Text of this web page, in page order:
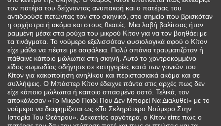
τον πατέρα του δείχνοντας ανυπακοή και ο πατέρας του
αντιδρούσε πετώντας τον στο σκηνικό, στο σημείο που βρισκόταν
η ορχήστρα ή ακόμα και στους θεατές. Μια λαβή βαλίτσας ήταν
ραμμένη μέσα στα ρούχα του μικρού Κίτον για να τον βοηθάει με
τα τινάγματα. Το νούμερο εξελισσόταν φυσιολογικά αφού ο Κίτον
είχε μάθει να πέφτει με ασφάλεια. Πολύ σπάνια τραυματιζόταν ή
πάθαινε κάποιο μώλωπα στη σκηνή. Αυτό το χοντροκομμένο
είδος κωμωδίας οδήγησε σε κατηγορίες κατά των γονιών του
Κίτον για κακοποίηση ανηλίκου και περιστασιακά ακόμα και σε
συλλήψεις. Ο Μπάστερ Κίτον έδειχνε πάντα στις αρχές πως δεν
είχε κάποιο μώλωπα ή καποιο σπασμένο οστό. Τελικά, τον
αποκάλεσαν «Το Μικρό Παιδί Που Δεν Μπορεί Να Διαλυθεί» με το
νούμερο να διαφημίζεται ως «Το Σκληρότερο Νούμερο Στην
Ιστορία Του Θεάτρου». Δεκαετίες αργότερα, ο Κίτον είπε πως ο